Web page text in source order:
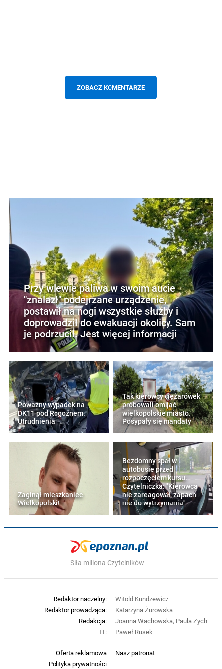
ZOBACZ KOMENTARZE
Przy wlewie paliwa w swoim aucie
"znalazł" podejrzane urządzenie,
postawił na nogi wszystkie służby i
doprowadził do ewakuacji okolicy. Sam
je podrzucił. Jest więcej informacji
Poważny wypadek na
DK11 pod Rogoźnem.
Utrudnienia
Tak kierowcy ciężarówek
próbowali omijać
wielkopolskie miasto.
Posypały się mandaty
Zaginął mieszkaniec
Wielkopolski!
Bezdomny spał w
autobusie przed
rozpoczęciem kursu.
Czytelniczka: "Kierowca
nie zareagował, zapach
nie do wytrzymania"
Siła miliona Czytelników
Oferta reklamowa
Nasz patronat
Polityka prywatności
Redaktor naczelny:
Witold Kundzewicz
Redaktor prowadząca:
Katarzyna Żurowska
Redakcja:
Joanna Wachowska, Paula Zych
IT:
Paweł Rusek